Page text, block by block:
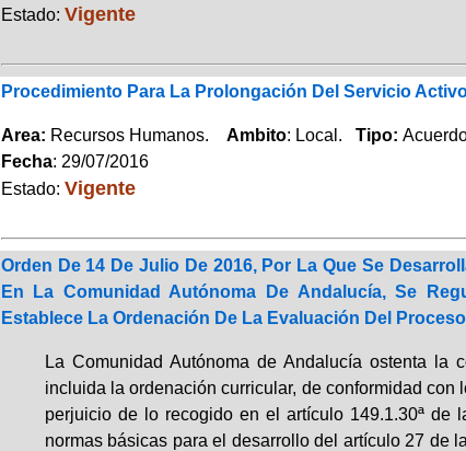
Estado: Vigente
Procedimiento Para La Prolongación Del Servicio
Area: Recursos Humanos. Ambito: Local. Tipo:
Fecha: 29/07/2016
Estado: Vigente
Orden De 14 De Julio De 2016, Por La Que Se
En La Comunidad Autónoma De Andalucía, Se
Establece La Ordenación De La Evaluación Del
La Comunidad Autónoma de Andalucía ostenta la
incluida la ordenación curricular, de conformidad
perjuicio de lo recogido en el artículo 149.1.30ª de
normas básicas para el desarrollo del artículo 27 de